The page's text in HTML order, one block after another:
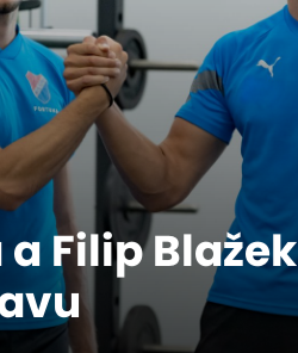
Filip Blažek